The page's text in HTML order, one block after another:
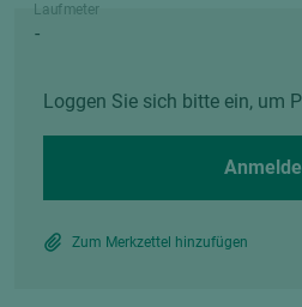
Laufmeter
Loggen Sie sich bitte ein, um
Zum Merkzettel hinzufügen